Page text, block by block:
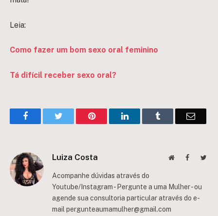
Leia:
Como fazer um bom sexo oral feminino
Tá difícil receber sexo oral?
FacebookTwitter Pinterest LinkedInTumblr Email
Luiza Costa WebsiteFacebook
Acompanhe dúvidas através do
Youtube/Instagram - Pergunte a uma Mulher - ou
agende sua consultoria particular através do e-
mail pergunteaumamulher@gmail.com